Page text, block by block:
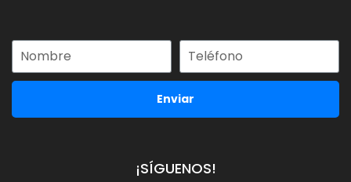
Enviar
¡SÍGUENOS!